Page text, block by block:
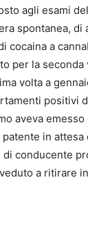
agli esami
spontanea, di
cocaina a
per la
volta a
positivi
aveva emesso
in attesa
conducente
a ritirare